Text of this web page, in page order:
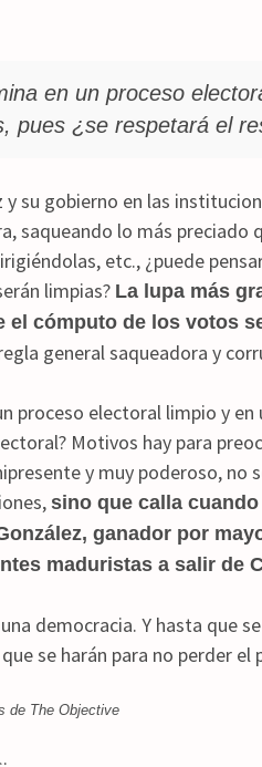
en un proceso
pues ¿se respetará el
y su gobierno en las
saqueando lo más preciado
etc., ¿puede
limpias? La lupa más
el cómputo de los votos
general saqueadora y
proceso electoral limpio y
Motivos hay para
y muy poderoso, no
sino que calla
ganador por
maduristas a salir de
democracia. Y hasta que
se harán para no perder el
de The Objective